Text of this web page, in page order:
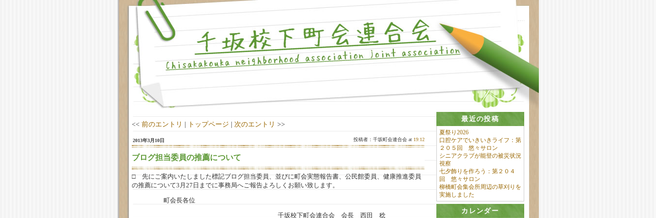
最近の投稿
夏祭り2026
口腔ケアでいきいきライフ：第
２０５回 悠々サロン
シニアクラブが能登の被災状況
視察
七夕飾りを作ろう：第２０４
回 悠々サロン
柳橋町会集会所周辺の草刈りを
実施しました
カレンダー
<<前のエントリ | トップページ | 次のエントリ >>
2013年3月10日 投稿者：千坂町会連合会 at 19:12
ブログ担当委員の推薦について
□ 先にご案内いたしました標記ブログ担当委員、並びに町会実態報告書、公民館委員、健康推進委員
の推薦について3月27日までに事務局へご報告よろしくお願い致します。
町会長各位
千坂校下町会連合会 会長 西田 稔